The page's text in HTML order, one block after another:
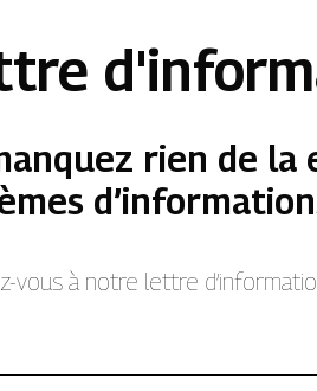
rien de la
vous à notre lettre